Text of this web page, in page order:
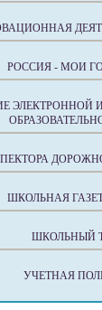
РОССИЯ - МОИ
ЭЛЕКТРОННОЙ
ШКОЛЬНАЯ
ШКОЛЬНЫЙ
УЧЕТНАЯ